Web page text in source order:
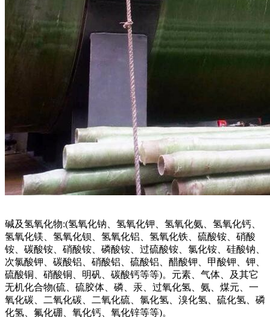
碱及氢氧化物:(氢氧化钠、氢氧化钾、氢氧化氨、氢氧化钙、
氢氧化镁、氢氧化钡、氢氧化铝、氢氧化铁、硫酸铵、硝酸
铵、碳酸铵、硝酸铵、磷酸铵、过硫酸铵、氯化铵、硅酸钠、
次氯酸钾、碳酸铝、硝酸铝、硫酸铝、醋酸钾、甲酸钾、钾、
硫酸铜、硝酸铜、明矾、碳酸钙等等)。元素、气体、及其它
无机化合物(硫、硫胶体、磷、汞、过氧化氢、氨、煤元、一
氧化碳、二氧化碳、二氧化硫、氯化氢、溴化氢、硫化氢、磷
化氢、氟化硼、氧化钙、氧化锌等等)。